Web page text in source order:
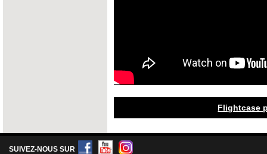
Flightcase
SUIVEZ-NOUS SUR